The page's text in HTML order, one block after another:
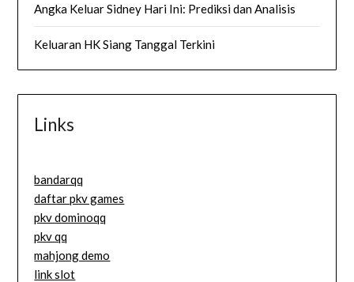
Angka Keluar Sidney Hari Ini: Prediksi dan Analisis
Keluaran HK Siang Tanggal Terkini
Links
bandarqq
daftar pkv games
pkv dominoqq
pkv qq
mahjong demo
link slot